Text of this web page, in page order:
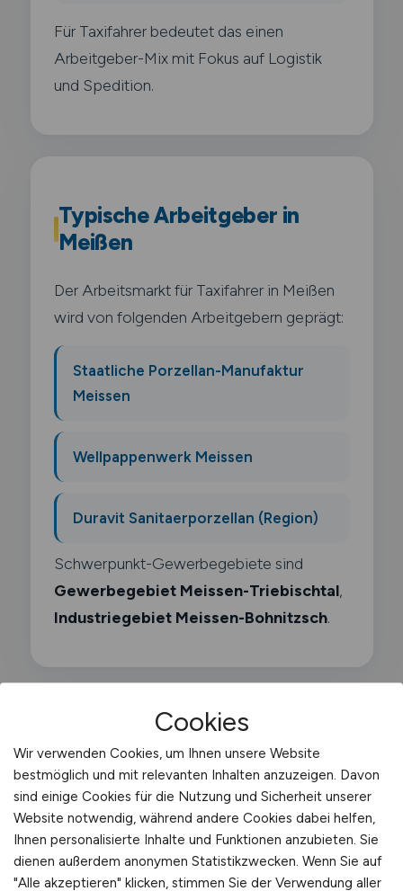
Für Taxifahrer bedeutet das einen
Arbeitgeber-Mix mit Fokus auf Logistik
und Spedition.
Typische Arbeitgeber in
Meißen
Der Arbeitsmarkt für Taxifahrer in Meißen
wird von folgenden Arbeitgebern geprägt:
Staatliche Porzellan-Manufaktur
Meissen
Wellpappenwerk Meissen
Duravit Sanitaerporzellan (Region)
Schwerpunkt-Gewerbegebiete sind
Gewerbegebiet Meissen-Triebischtal,
Industriegebiet Meissen-Bohnitzsch.
Was macht ein Taxifahrer?
Als Taxifahrer beförderst du Fahrgäste
flexibel und schnell an ihr gewünschtes Ziel.
Du nimmst Fahrgäste an Taxiständen. über
Funkvermittlung oder per App an und
Cookies
Wir verwenden Cookies, um Ihnen unsere Website
bestmöglich und mit relevanten Inhalten anzuzeigen. Davon
sind einige Cookies für die Nutzung und Sicherheit unserer
Website notwendig, während andere Cookies dabei helfen,
Ihnen personalisierte Inhalte und Funktionen anzubieten. Sie
dienen außerdem anonymen Statistikzwecken. Wenn Sie auf
"Alle akzeptieren" klicken, stimmen Sie der Verwendung aller